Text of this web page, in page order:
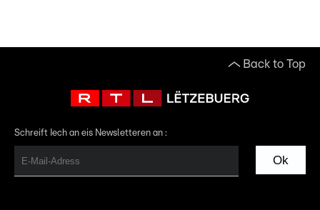
Back to Top
Schreift Iech an eis Newsletteren an :
Ok